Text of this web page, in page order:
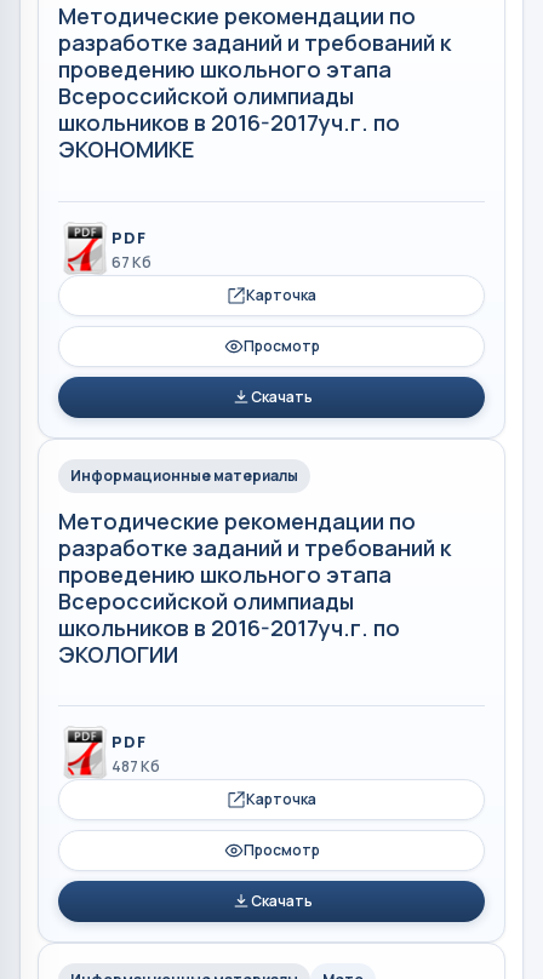
Методические рекомендации по
разработке заданий и требований к
проведению школьного этапа
Всероссийской олимпиады
школьников в 2016-2017уч.г. по
ЭКОНОМИКЕ
PDF
67 Кб
Карточка
Просмотр
Скачать
Информационные материалы
Методические рекомендации по
разработке заданий и требований к
проведению школьного этапа
Всероссийской олимпиады
школьников в 2016-2017уч.г. по
ЭКОЛОГИИ
PDF
487 Кб
Карточка
Просмотр
Скачать